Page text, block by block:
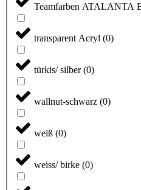
Teamfarben ATALANTA
transparent Acryl (0)
türkis/ silber(0)
wallnut-schwarz (0)
weiß (0)
weiss/ birke (0)